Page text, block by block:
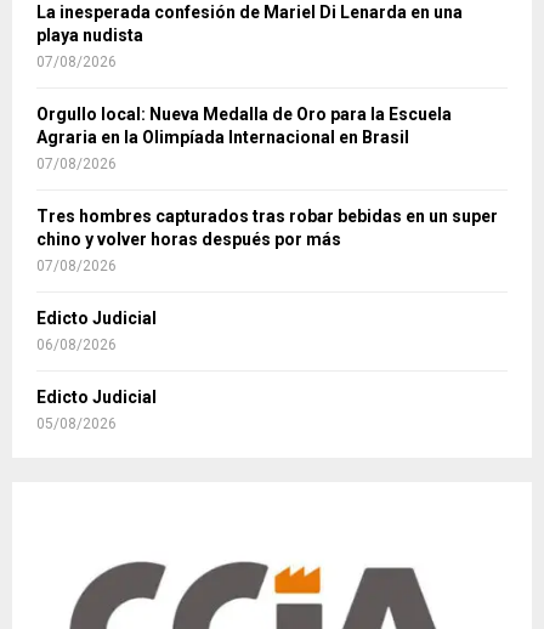
La inesperada confesión de Mariel Di Lenarda en una
playa nudista
07/08/2026
Orgullo local: Nueva Medalla de Oro para la Escuela
Agraria en la Olimpíada Internacional en Brasil
07/08/2026
Tres hombres capturados tras robar bebidas en un super
chino y volver horas después por más
07/08/2026
Edicto Judicial
06/08/2026
Edicto Judicial
05/08/2026